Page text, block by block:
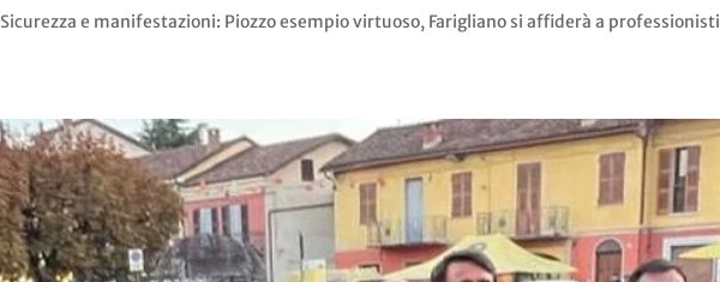
Sicurezza e manifestazioni: Piozzo esempio virtuoso, Farigliano si affiderà a professionisti